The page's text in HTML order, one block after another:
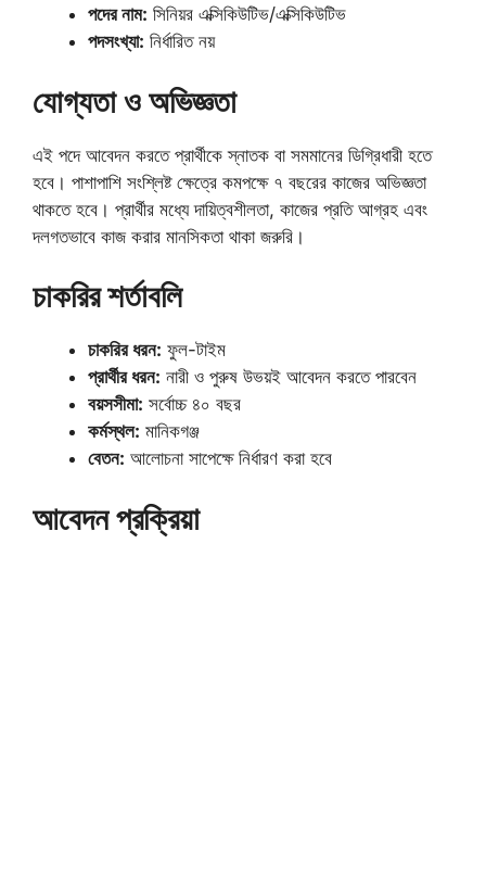
পদের নাম: সিনিয়র এক্সিকিউটিভ/এক্সিকিউটিভ
পদসংখ্যা: নির্ধারিত নয়
যোগ্যতা ও অভিজ্ঞতা
এই পদে আবেদন করতে প্রার্থীকে স্নাতক বা সমমানের ডিগ্রিধারী হতে
হবে। পাশাপাশি সংশ্লিষ্ট ক্ষেত্রে কমপক্ষে ৭ বছরের কাজের অভিজ্ঞতা
থাকতে হবে। প্রার্থীর মধ্যে দায়িত্বশীলতা, কাজের প্রতি আগ্রহ এবং
দলগতভাবে কাজ করার মানসিকতা থাকা জরুরি।
চাকরির শর্তাবলি
চাকরির ধরন: ফুল-টাইম
প্রার্থীর ধরন: নারী ও পুরুষ উভয়ই আবেদন করতে পারবেন
বয়সসীমা: সর্বোচ্চ ৪০ বছর
কর্মস্থল: মানিকগঞ্জ
বেতন: আলোচনা সাপেক্ষে নির্ধারণ করা হবে
আবেদন প্রক্রিয়া